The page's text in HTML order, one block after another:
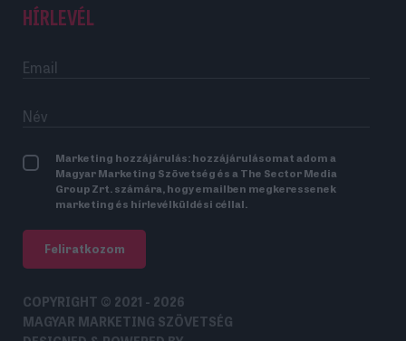
HÍRLEVÉL
Marketing hozzájárulás: hozzájárulásomat adom a
Magyar Marketing Szövetség és a The Sector Media
Group Zrt. számára, hogy emailben megkeressenek
marketing és hírlevélküldési céllal.
Feliratkozom
COPYRIGHT © 2021 - 2026
MAGYAR MARKETING SZÖVETSÉG